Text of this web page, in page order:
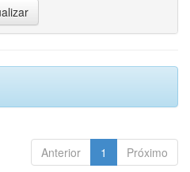
Anterior 1 Próximo